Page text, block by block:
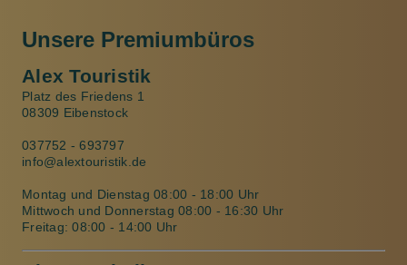
Unsere Premiumbüros
Alex Touristik
Platz des Friedens 1
08309 Eibenstock
037752 - 693797
info@alextouristik.de
Montag und Dienstag 08:00 - 18:00 Uhr
Mittwoch und Donnerstag 08:00 - 16:30 Uhr
Freitag: 08:00 - 14:00 Uhr